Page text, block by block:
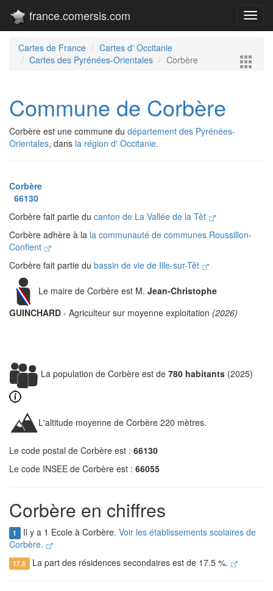
france.comersis.com
Cartes de France
Cartes d' Occitanie
Cartes des Pyrénées-Orientales
Corbère
Commune de Corbère
Corbère est une commune du département des Pyrénées-
Orientales, dans la région d' Occitanie.
Corbère
66130
Corbère fait partie du canton de La Vallée de la Têt
Corbère adhère à la la communauté de communes Roussillon-
Conflent
Corbère fait partie du bassin de vie de Ille-sur-Têt
Le maire de Corbère est M. Jean-Christophe
GUINCHARD - Agriculteur sur moyenne exploitation (2026)
La population de Corbère est de 780 habitants (2025)
L'altitude moyenne de Corbère 220 mètres.
Le code postal de Corbère est : 66130
Le code INSEE de Corbère est : 66055
Corbère en chiffres
1 Il y a 1 Ecole à Corbère. Voir les établissements scolaires de
Corbère.
17.5 La part des résidences secondaires est de 17.5 %.